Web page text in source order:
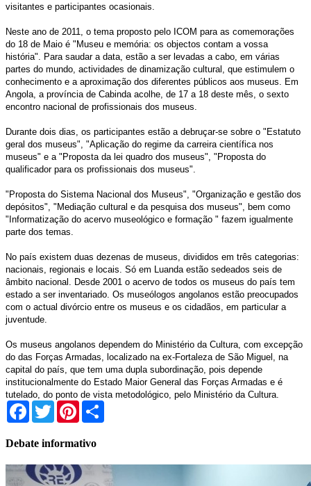
visitantes e participantes ocasionais.
Neste ano de 2011, o tema proposto pelo ICOM para as comemorações
do 18 de Maio é "Museu e memória: os objectos contam a vossa
história". Para saudar a data, estão a ser levadas a cabo, em várias
partes do mundo, actividades de dinamização cultural, que estimulem o
conhecimento e a aproximação dos diferentes públicos aos museus. Em
Angola, a província de Cabinda acolhe, de 17 a 18 deste mês, o sexto
encontro nacional de profissionais dos museus.
Durante dois dias, os participantes estão a debruçar-se sobre o "Estatuto
geral dos museus", "Aplicação do regime da carreira científica nos
museus" e a "Proposta da lei quadro dos museus", "Proposta do
qualificador para os profissionais dos museus".
"Proposta do Sistema Nacional dos Museus", "Organização e gestão dos
depósitos", "Mediação cultural e da pesquisa dos museus", bem como
"Informatização do acervo museológico e formação " fazem igualmente
parte dos temas.
No país existem duas dezenas de museus, divididos em três categorias:
nacionais, regionais e locais. Só em Luanda estão sedeados seis de
âmbito nacional. Desde 2001 o acervo de todos os museus do país tem
estado a ser inventariado. Os museólogos angolanos estão preocupados
com o actual divórcio entre os museus e os cidadãos, em particular a
juventude.
Os museus angolanos dependem do Ministério da Cultura, com excepção
do das Forças Armadas, localizado na ex-Fortaleza de São Miguel, na
capital do país, que tem uma dupla subordinação, pois depende
institucionalmente do Estado Maior General das Forças Armadas e é
tutelado, do ponto de vista metodológico, pelo Ministério da Cultura.
Facebook
TwitterPinterest
Debate informativo